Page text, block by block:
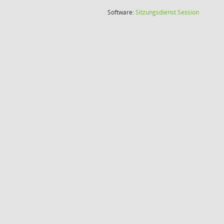
Software:SitzungsdienstSession(Wird in